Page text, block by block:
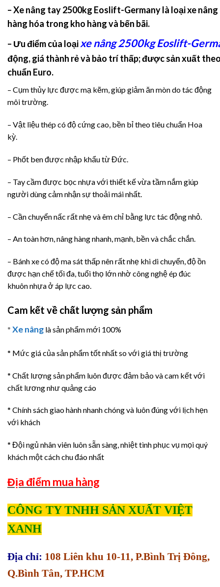
– Xe nâng tay 2500kg Eoslift-Germanylà loại xe
hàng hóa trong kho hàng và bến bãi.
– Ưu điểm của loạixe nâng 2500kg Eoslift-
động, giá thành rẻ và bảo trí thấp; được sản xuất
chuẩn Euro.
– Cụm thủy lực được mạ kẽm, giúp giảm ăn mòn do tác động
môi trường.
– Vật liệu thép có độ cứng cao, bền bỉ theo tiêu chuẩn Hoa
kỳ.
– Phốt ben được nhập khẩu từ Đức.
– Tay cầm được bọc nhựa với thiết kế vừa tầm nắm giúp
người dùng cảm nhận sự thoải mái nhất.
– Cần chuyển nấc rất nhẹ và êm chỉ bằng lực tác động nhỏ.
– An toàn hơn, nâng hàng nhanh, mạnh, bền và chắc chắn.
– Bánh xe có độ ma sát thấp nên rất nhẹ khi di chuyển, độ ồn
được hạn chế tối đa, tuổi thọ lớn nhờ công nghệ ép đúc
khuôn nhựa ở áp lực cao.
Cam kết về chất lượng sản phẩm
* Xe nâng là sản phẩm mới 100%
* Mức giá của sản phẩm tốt nhất so với giá thị trường
* Chất lượng sản phẩm luôn được đảm bảo và cam kết với
chất lương như quảng cáo
* Chính sách giao hành nhanh chóng và luôn đúng với lịch hẹn
với khách
* Đội ngủ nhân viên luôn sẵn sàng, nhiệt tình phục vụ mọi quý
khách một cách chu đáo nhất
Địa điểm mua hàng
CÔNG TY TNHH SẢN XUẤT VIỆT
XANH
Địa chỉ: 108 Liên khu 10-11, P.Bình Trị Đông,
Q.Bình Tân, TP.HCM